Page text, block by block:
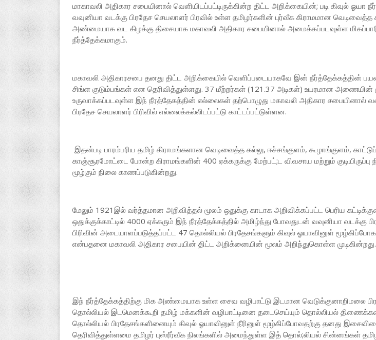
மாகாவலி அதிகார சபையினால் வெளியிடப்பட்டிருக்கின்ற திட்ட அறிக்கையின்; படி கிவுல் ஓயா
வவுனியா வடக்கு பிரதேச செயலாளர் பிரவில் உள்ள தமிழர்களின் புர்வீக கிராமமான வெடிவைத்த
அண்மையாக வட கிழக்கு திசையாக மகாவலி அதிகார சபையினால் அமைக்கப்படவுள்ள
நீர்த்தேக்கமாகும்.
மகாவலி அதிகாரசபை தனது திட்ட அறிக்கையில் வெளிப்படையாகவே இன் நீர்த்தேக்கத்தின்
சிங்ள குடும்பங்கள் என தெரிவித்துள்ளது. 37 மீற்றர்கள் (121.37 அடிகள்) உயரமான அணையின்
உருவாக்கப்படவுள்ள இந் நீரத்தேகத்தின் எல்லைகள் தற்பொழுது மகாவலி அதிகார சபையினால்
பிரதேச செயலாளர் பிரிவில் எல்லைக்கல்லிடப்பட்டு காட்டப்பட்டுள்ளன.
இதன்படி பாரம்பரிய தமிழ் கிராமங்களான வெடிவைத்த கல்லு, ஈச்சங்குளம், கூழாங்குளம்,
காஞ்சூரமோட்டை போன்ற கிராமங்களின் 400 ஏக்கருக்கு மேற்பட்;ட விவசாய மற்றும் குடியிருப்பு
மூழ்கும் நிலை காணப்படுகின்றது.
மேலும் 1921இல் வர்த்தமான அறிவித்தல் மூலம் ஒதுக்கு காடாக அறிவிக்கப்பட்ட பெரிய
ஒதுக்குக்காட்டில் 4000 ஏக்கரும் இந் நீரத்தேக்கத்தில் அமிழ்ந்து போவதுடன் வவுனியா வடக்கு
பிரிவின் அடையாளப்படுத்தப்பட்ட 47 தொல்லியல் பிரதேசங்களும் கிவுல் ஓயாவினுள்
என்பதனை மகாவலி அதிகார சபையின் திட்ட அறிக்னையின் மூலம் அறிந்துகொள்ள முடிகின்றது.
இந் நீர்த்தேக்கத்திற்கு மிக அண்மையாக உள்ள சைவ வழிபாட்டு இடமான வெடுக்குனாறிமலை
தொல்லியல் இடமெனக்கூறி தமிழ் மக்களின் வழிபாட்டினை தடைசெய்யும் தொல்லியல்
தொல்லியல் பிரதேசங்களினையும் கிவுல் ஓயாவினுள் நீரினுள் மூழ்கிப்போவதற்கு தனது
தெரிவித்துள்ளமை தமிழர் புஸ்ரீர்வீக நிலங்களில் அமைந்துள்ள இத் தொல்;லியல் சின்னங்கள்